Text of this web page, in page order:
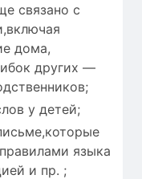
связано с
дома,
других —
у детей;
языка
и пр. ;